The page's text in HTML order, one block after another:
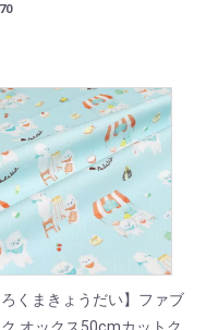
ろくまきょうだい】ファブ
ク オックス50cmカットク